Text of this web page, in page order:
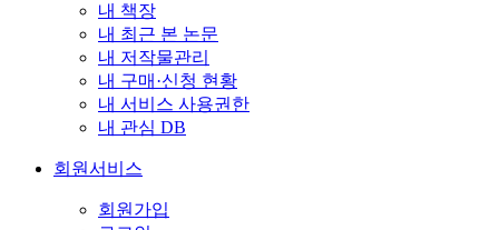
내 책장
내 최근 본 논문
내 저작물관리
내 구매·신청 현황
내 서비스 사용권한
내 관심 DB
회원서비스
회원가입